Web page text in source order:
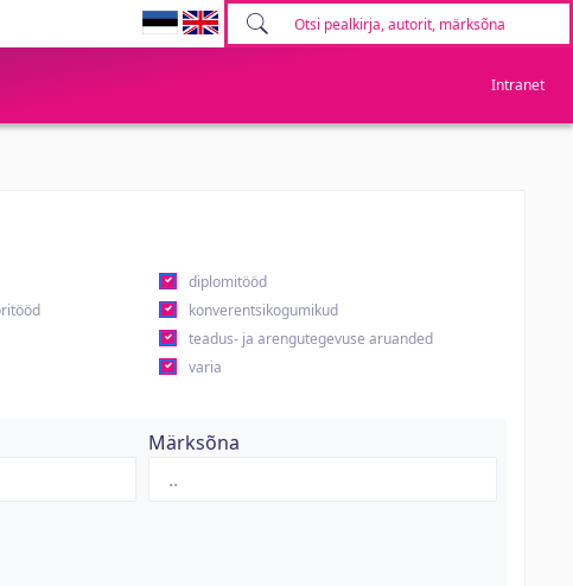
Intranet
diplomitööd
konverentsikogumikud
teadus- ja arengutegevuse aruanded
varia
Märksõna